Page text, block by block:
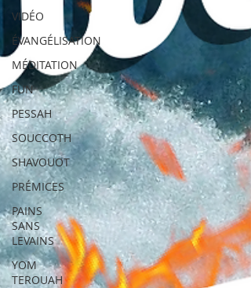
VIDÉO
ÉVANGÉLISATION
MÉDITATION
FUN
PESSAH
SOUCCOTH
SHAVOUOT
PRÉMICES
PAINS
SANS
LEVAINS
YOM
TEROUAH